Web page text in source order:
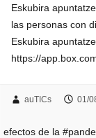
Eskubira
las personas con
Eskubira
https://
auTICs 01/
efectos de la